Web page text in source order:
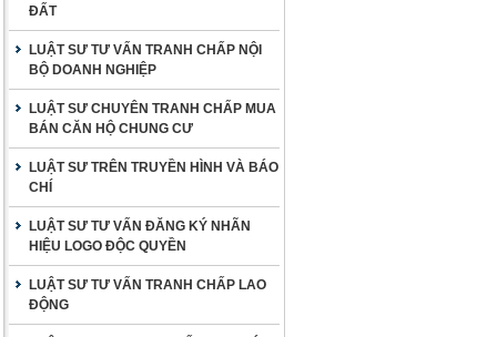
ĐẤT
LUẬT SƯ TƯ VẤN TRANH CHẤP NỘI
BỘ DOANH NGHIỆP
LUẬT SƯ CHUYÊN TRANH CHẤP MUA
BÁN CĂN HỘ CHUNG CƯ
LUẬT SƯ TRÊN TRUYỀN HÌNH VÀ BÁO
CHÍ
LUẬT SƯ TƯ VẤN ĐĂNG KÝ NHÃN
HIỆU LOGO ĐỘC QUYỀN
LUẬT SƯ TƯ VẤN TRANH CHẤP LAO
ĐỘNG